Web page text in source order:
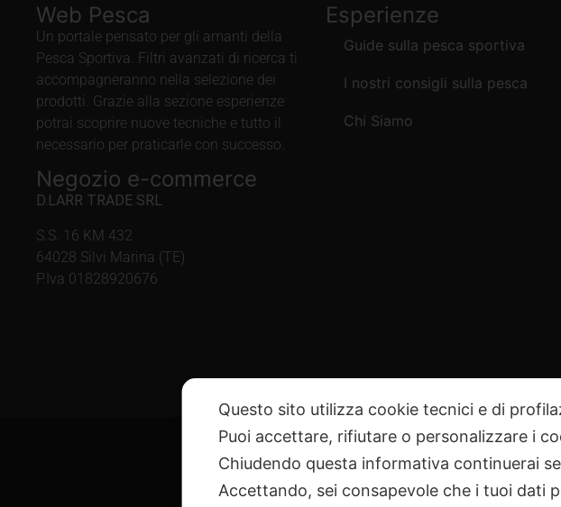
Web Pesca
Un portale pensato per gli amanti della
Pesca Sportiva. Filtri avanzati di ricerca ti
accompagneranno nella selezione dei
prodotti. Grazie alla sezione esperienze
potrai scoprire nuove tecniche e tutto il
necessario per praticarle con successo.
Negozio e-commerce
D.LARR TRADE SRL
S.S. 16 KM 432
64028 Silvi Marina (TE)
P.Iva 01828920676
Esperienze
Guide sulla pesca sportiva
I nostri consigli sulla pesca
Chi Siamo
Questo sito utilizza cookie tecnici e di
Puoi accettare, rifiutare o personalizzare i
Chiudendo questa informativa continuerai
Accettando, sei consapevole che i tuoi dati